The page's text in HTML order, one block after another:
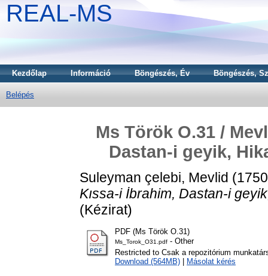
REAL-MS
Kezdőlap Információ Böngészés, Év Böngészés,
Belépés
Ms Török O.31 /
Dastan-i geyik,
Suleyman çelebi, Mevlid
Kıssa-i İbrahim, Dastan-i
(Kézirat)
PDF (Ms Török O.31)
Ms_Torok_O31.pdf - Other
Restricted to Csak a repozitórium
Download (564MB)
Másolat kérés